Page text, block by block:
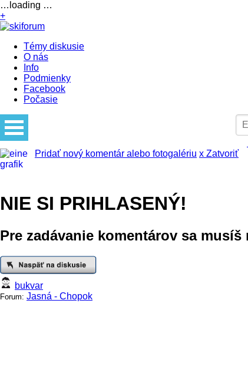
…loading …
+
Témy diskusie
O nás
Info
Podmienky
Facebook
Počasie
Pridať nový komentár alebo fotogalériu x Zatvoriť
NIE SI PRIHLASENÝ!
Pre zadávanie komentárov sa
bukvar
Forum: Jasná - Chopok